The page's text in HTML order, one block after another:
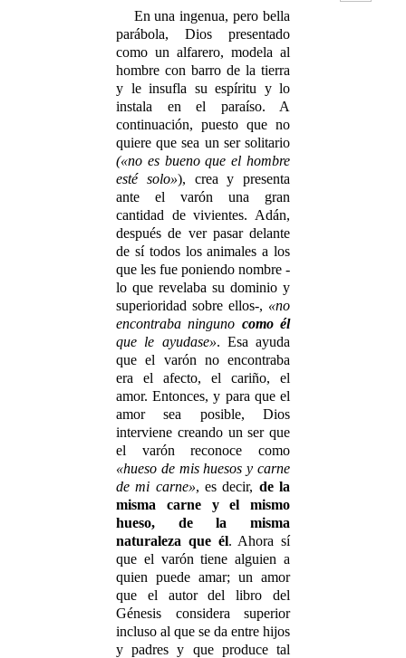
En una ingenua, pero bella
parábola, Dios presentado
como un alfarero, modela al
hombre con barro de la tierra
y le insufla su espíritu y lo
instala en el paraíso. A
continuación, puesto que no
quiere que sea un ser solitario
(«no es bueno que el hombre
esté solo»), crea y presenta
ante el varón una gran
cantidad de vivientes. Adán,
después de ver pasar delante
de sí todos los animales a los
que les fue poniendo nombre -
lo que revelaba su dominio y
superioridad sobre ellos-, «no
encontraba ninguno como él
que le ayudase». Esa ayuda
que el varón no encontraba
era el afecto, el cariño, el
amor. Entonces, y para que el
amor sea posible, Dios
interviene creando un ser que
el varón reconoce como
«hueso de mis huesos y carne
de mi carne», es decir, de la
misma carne y el mismo
hueso, de la misma
naturaleza que él. Ahora sí
que el varón tiene alguien a
quien puede amar; un amor
que el autor del libro del
Génesis considera superior
incluso al que se da entre hijos
y padres y que produce tal